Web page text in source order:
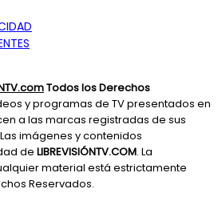
Todos los Derechos
y programas de TV presentados en
a las marcas registradas de sus
imágenes y contenidos
de LIBREVISIÓNTV.COM. La
material está estrictamente
Reservados.